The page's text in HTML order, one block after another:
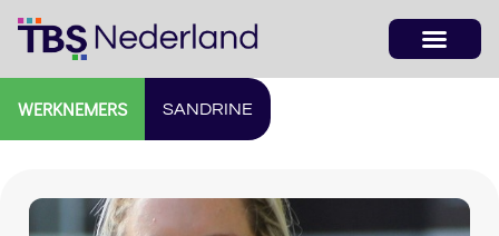
WERKNEMERS SANDRINE